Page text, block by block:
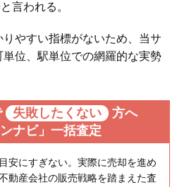
言われる。
やすい指標がないため、当サ
位、駅単位での網羅的な実勢
失敗したくない
方へ
ンナビ」一括査定
安にすぎない。実際に売却を進め
動産会社の販売戦略を踏まえた査